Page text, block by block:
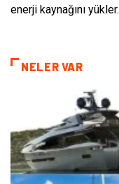
enerji kaynağını yükler.
NELER VAR